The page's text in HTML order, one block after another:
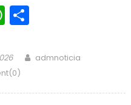
WhatsApp
Author
admnoticia